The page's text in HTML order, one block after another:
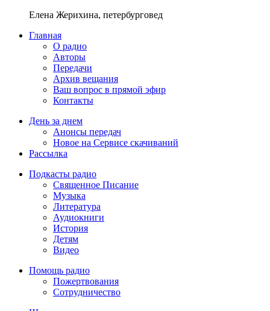
Елена Жерихина, петербурговед
Главная
О радио
Авторы
Передачи
Архив вещания
Ваш вопрос в прямой эфир
Контакты
День за днем
Анонсы передач
Новое на Сервисе скачиваний
Рассылка
Подкасты радио
Священное Писание
Музыка
Литература
Аудиокниги
История
Детям
Видео
Помощь радио
Пожертвования
Сотрудничество